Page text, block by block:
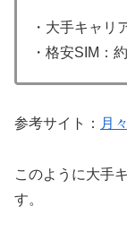
・大手キャリ
・格安SIM：
参考サイト： 月
このように大手
す。